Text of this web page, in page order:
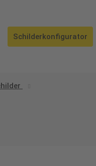
Schilderkonfigurator